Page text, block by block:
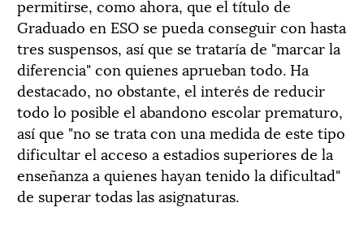
permitirse, como ahora, que el título de
Graduado en ESO se pueda conseguir con hasta
tres suspensos, así que se trataría de "marcar la
diferencia" con quienes aprueban todo. Ha
destacado, no obstante, el interés de reducir
todo lo posible el abandono escolar prematuro,
así que "no se trata con una medida de este tipo
dificultar el acceso a estadios superiores de la
enseñanza a quienes hayan tenido la dificultad"
de superar todas las asignaturas.